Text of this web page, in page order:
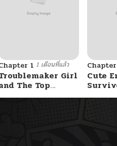
1 1 เดือนที่แล้ว
Girl
The Top
– รักสุดป่วน
Cute
ลุมิติมาเ